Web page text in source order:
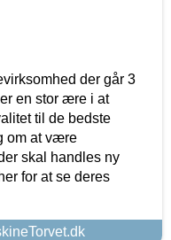
der går 3
en stor ære i at
til de bedste
om at være
skal handles ny
for at se deres